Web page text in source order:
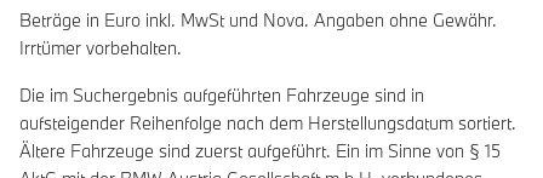
Beträge in Euro inkl. MwSt und Nova. Angaben ohne Gewähr.
Irrtümer vorbehalten.
Die im Suchergebnis aufgeführten Fahrzeuge sind in
aufsteigender Reihenfolge nach dem Herstellungsdatum sortiert.
Ältere Fahrzeuge sind zuerst aufgeführt. Ein im Sinne von § 15